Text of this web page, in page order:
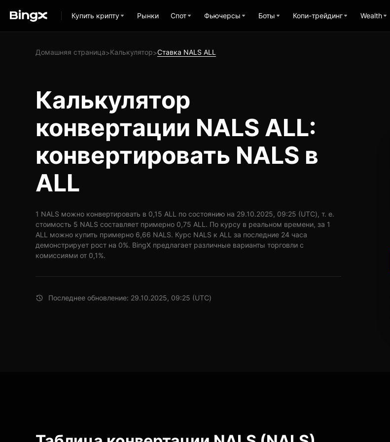
Купить крипту Рынки Спот Фьючерсы Боты Копи-трейдинг Wealth
Домашняя страница>Калькулятор>Ставка NALS ALL
Калькулятор
конвертации NALS ALL:
конвертировать NALS в
ALL
1 NALS можно конвертировать в 0,15 ALL по состоянию на 29.10.2025, 09:25 (UTC), т. е.
стоимость 5 NALS составляет примерно 0,75 ALL. По курсу в реальном времени, за 1
ALL можно купить примерно 6,66 NALS. Курс NALS к ALL за последние 24 часа
демонстрирует рост на 0%. BingX предлагает различные варианты торговли с
комиссиями от 0,1%.
Последнее обновление: 29.10.2025, 09:25 (UTC)